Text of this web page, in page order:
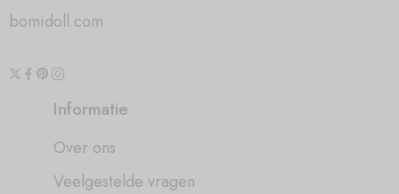
bomidoll.com
Informatie
Over ons
Veelgestelde vragen